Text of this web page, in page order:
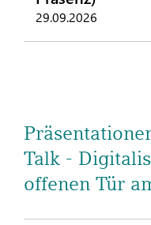
29.09.2026
Talk -
offenen Tür